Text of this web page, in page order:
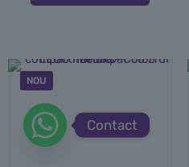
NOU
Contact